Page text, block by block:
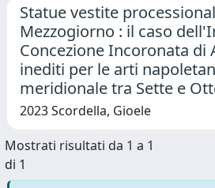
Statue vestite
Mezzogiorno : il caso
Concezione Incoronata di
inediti per le arti
meridionale tra Sette e
2023 Scordella, Gioele
Mostrati risultati da 1 a 1
di 1